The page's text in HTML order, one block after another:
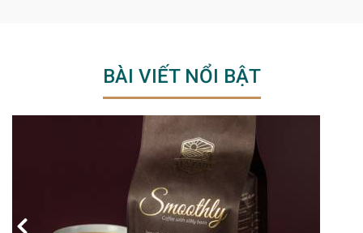
BÀI VIẾT NỔI BẬT